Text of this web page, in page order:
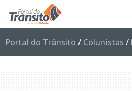
Portal do Trânsito / Colunistas /